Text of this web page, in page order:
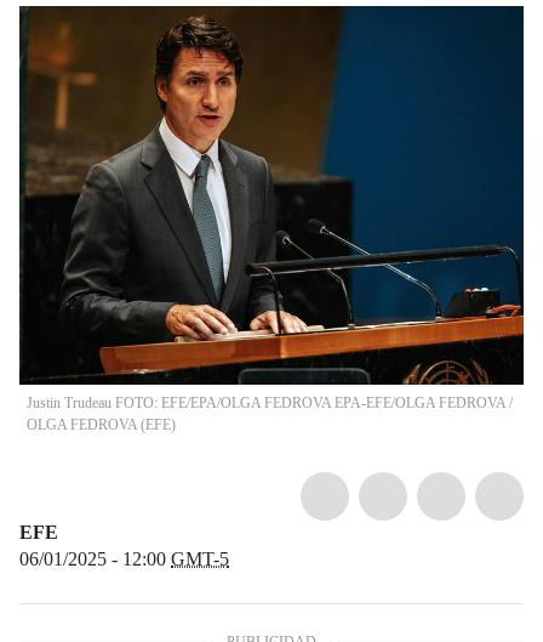
Justin Trudeau FOTO: EFE/EPA/OLGA FEDROVA EPA-EFE/OLGA FEDROVA /
OLGA FEDROVA (EFE)
EFE
06/01/2025 - 12:00 GMT-5